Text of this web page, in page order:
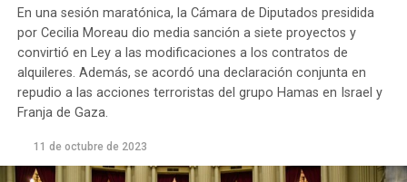
En una sesión maratónica, la Cámara de Diputados presidida
por Cecilia Moreau dio media sanción a siete proyectos y
convirtió en Ley a las modificaciones a los contratos de
alquileres. Además, se acordó una declaración conjunta en
repudio a las acciones terroristas del grupo Hamas en Israel y
Franja de Gaza.
11 de octubre de 2023